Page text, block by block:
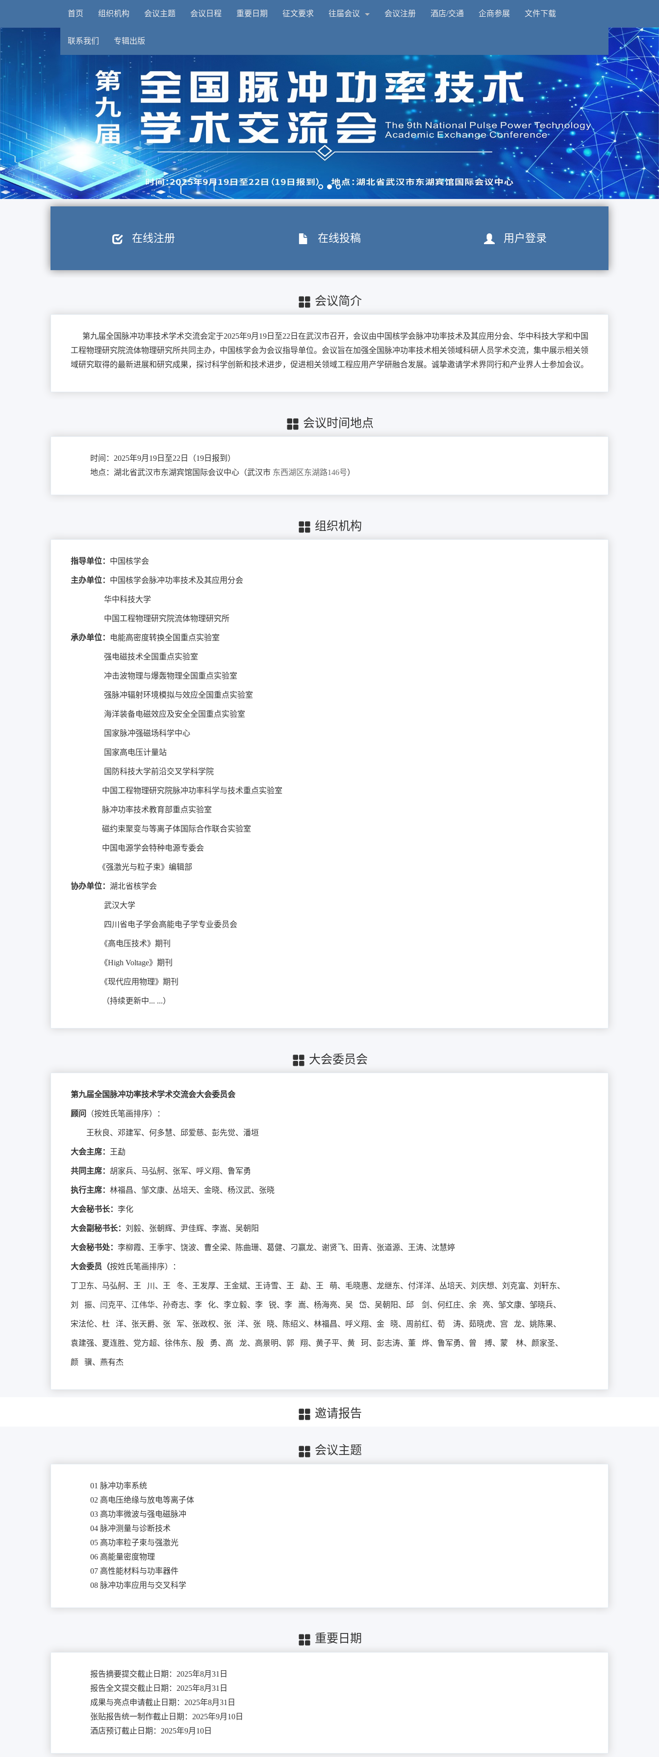
首页 组织机构 会议主题 会议日程 重要日期 征文要求 往届会议 会议注册 酒店/交通 企商参展 文件下载
联系我们 专辑出版
在线注册 在线投稿 用户登录
会议简介
第九届全国脉冲功率技术学术交流会定于2025年9月19日至22日在武汉市召开，会议由中国核学会脉冲功率技术及其应用分会、华中科技大学和中国
工程物理研究院流体物理研究所共同主办，中国核学会为会议指导单位。会议旨在加强全国脉冲功率技术相关领域科研人员学术交流，集中展示相关领
域研究取得的最新进展和研究成果，探讨科学创新和技术进步，促进相关领域工程应用产学研融合发展。诚挚邀请学术界同行和产业界人士参加会议。
会议时间地点
时间：2025年9月19日至22日（19日报到）
地点：湖北省武汉市东湖宾馆国际会议中心（武汉市 东西湖区东湖路146号）
组织机构
指导单位： 中国核学会
主办单位： 中国核学会脉冲功率技术及其应用分会
华中科技大学
中国工程物理研究院流体物理研究所
承办单位： 电能高密度转换全国重点实验室
强电磁技术全国重点实验室
冲击波物理与爆轰物理全国重点实验室
强脉冲辐射环境模拟与效应全国重点实验室
海洋装备电磁效应及安全全国重点实验室
国家脉冲强磁场科学中心
国家高电压计量站
国防科技大学前沿交叉学科学院
中国工程物理研究院脉冲功率科学与技术重点实验室
脉冲功率技术教育部重点实验室
磁约束聚变与等离子体国际合作联合实验室
中国电源学会特种电源专委会
《强激光与粒子束》编辑部
协办单位： 湖北省核学会
武汉大学
四川省电子学会高能电子学专业委员会
《高电压技术》期刊
《High Voltage》期刊
《现代应用物理》期刊
（持续更新中... ...）
大会委员会
第九届全国脉冲功率技术学术交流会大会委员会
顾问 （按姓氏笔画排序）：
王秋良、邓建军、何多慧、邱爱慈、彭先觉、潘垣
大会主席： 王勐
共同主席： 胡家兵、马弘舸、张军、呼义翔、鲁军勇
执行主席： 林福昌、邹文康、丛培天、金晓、杨汉武、张晓
大会秘书长： 李化
大会副秘书长： 刘毅、张朝辉、尹佳辉、李嵩、吴朝阳
大会秘书处： 李柳霞、王季宇、饶波、曹全梁、陈曲珊、葛健、 刁赢龙、谢贤飞、田青、张道源、王涛、沈慧婷
大会委员（按姓氏笔画排序）：
丁卫东、马弘舸、王 川、王 冬、王发厚、王金斌、王诗雪、王 勐、王 萌、毛晓惠、龙继东、付洋洋、丛培天、刘庆想、刘克富、 刘轩东、
刘 振、 闫克平、江伟华、 孙奇志、李 化、李立毅、李 锐、李 嵩、杨海亮、吴 岱、吴朝阳、邱 剑、何红庄、余 亮、邹文康、 邹晓兵、
宋法伦、 杜 洋、 张天爵、张 军、张政权、张 洋、张 晓、 陈绍义、林福昌、呼义翔、金 晓、周前红、荀 涛、茹晓虎、宫 龙、姚陈果、
袁建强、夏连胜、 党方超、 徐伟东、殷 勇、高 龙、高景明、郭 翔、黄子平、黄 珂、彭志涛、 董 烨、鲁军勇、曾 搏、蒙 林、 颜家圣、
颜 骥、燕有杰
邀请报告
会议主题
01 脉冲功率系统
02 高电压绝缘与放电等离子体
03 高功率微波与强电磁脉冲
04 脉冲测量与诊断技术
05 高功率粒子束与强激光
06 高能量密度物理
07 高性能材料与功率器件
08 脉冲功率应用与交叉科学
重要日期
报告摘要提交截止日期：2025年8月31日
报告全文提交截止日期：2025年8月31日
成果与亮点申请截止日期：2025年8月31日
张贴报告统一制作截止日期：2025年9月10日
酒店预订截止日期：2025年9月10日